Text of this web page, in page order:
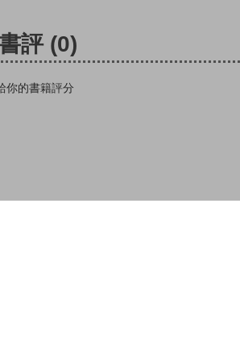
評 (0)
你的書籍評分